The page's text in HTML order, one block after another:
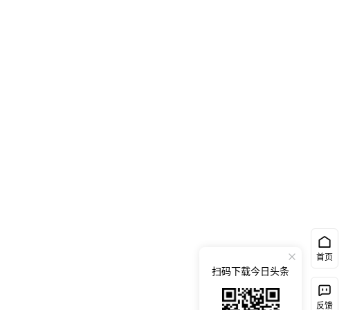
首页
反馈
扫码下载今日头条